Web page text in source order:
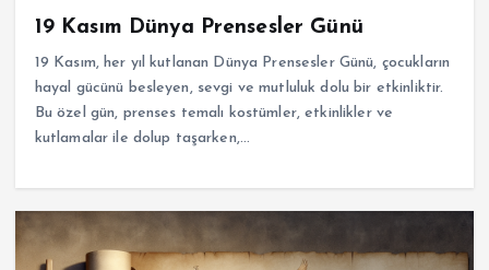
19 Kasım Dünya Prensesler Günü
19 Kasım, her yıl kutlanan Dünya Prensesler Günü, çocukların
hayal gücünü besleyen, sevgi ve mutluluk dolu bir etkinliktir.
Bu özel gün, prenses temalı kostümler, etkinlikler ve
kutlamalar ile dolup taşarken,…